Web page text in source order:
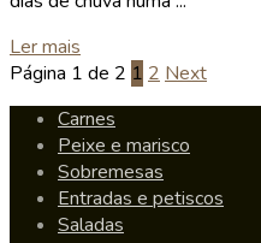
Ler mais
Página 1 de 2 1 2 Next
Carnes
Peixe e marisco
Sobremesas
Entradas e petiscos
Saladas